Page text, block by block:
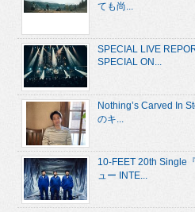
ても尚...
SPECIAL LIVE
SPECIAL ON...
Nothing’s Carved In
のキ...
10-FEET 20th Single
ュー INTE...